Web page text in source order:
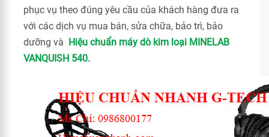
phục vụ theo đúng yêu cầu của khách hàng đưa ra
với các dịch vụ mua bán, sửa chữa, bảo trì, bảo
dưỡng và Hiệu chuẩn máy dò kim loại MINELAB
VANQUISH 540.